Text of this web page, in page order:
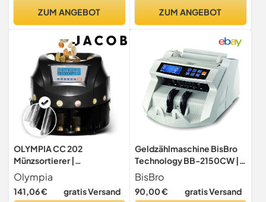
ZUM ANGEBOT
Stückelung -
ZUM ANGEBOT
OLYMPIA CC 202
Münzsortierer |
Geldzählmaschine für
Münzen | Münzzähler &
Sortierer für Euro-Münzen |
Olympia
141,06 € gratis Versand
Geldzählmaschine BisBro
Technology BB-2150CW |
Banknotenzähler | Erkennt
Falschgeld sofort | Zählt
sicher 1000 Geldscheine in
BisBro
90,00 € gratis Versand